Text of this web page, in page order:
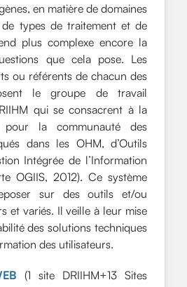
en matière de domaines
de types de traitement et de
plus complexe encore la
que cela pose. Les
ou référents de chacun des
le groupe de travail
qui se consacrent à la
la communauté des
dans les OHM, d’Outils
Intégrée de l’Information
OGIIS, 2012). Ce système
sur des outils et/ou
et variés. Il veille à leur mise
des solutions techniques
des utilisateurs.
(1 site DRIIHM+13 Sites